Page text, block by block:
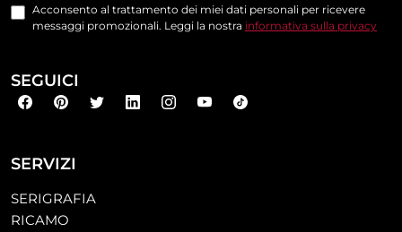
SERVIZI
SERIGRAFIA
RICAMO
Acconsento al trattamento dei miei dati personali per ricevere
messaggi promozionali. Leggi la nostra informativa sulla privacy
SEGUICI